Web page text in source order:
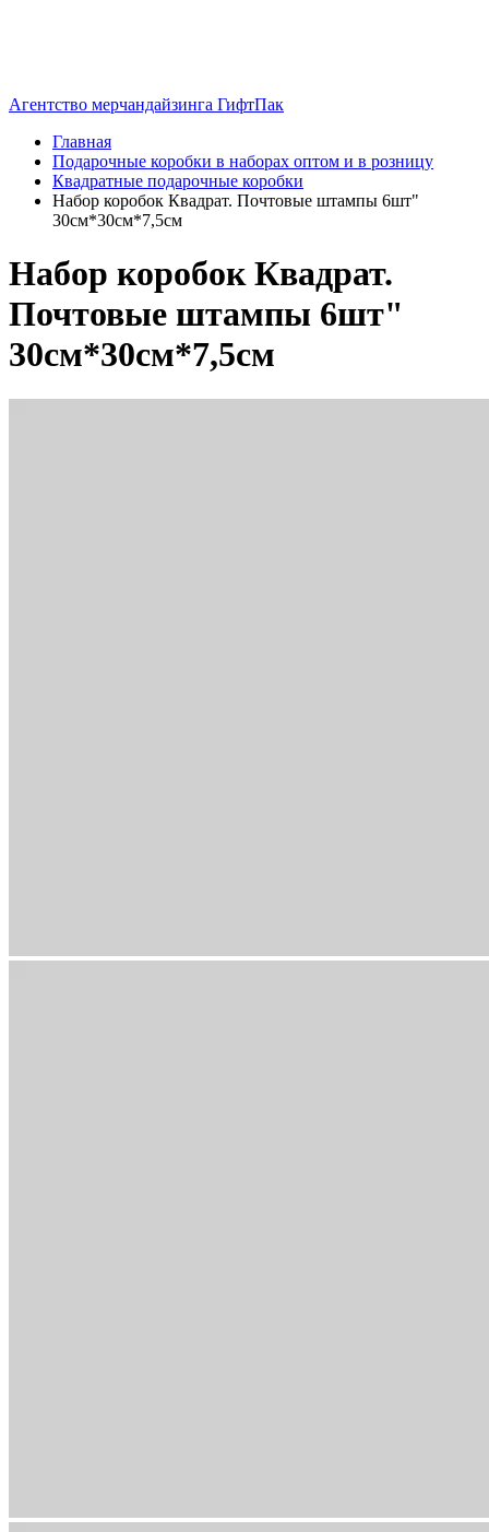
Агентство мерчандайзинга ГифтПак
Главная
Подарочные коробки в наборах оптом и в розницу
Квадратные подарочные коробки
Набор коробок Квадрат. Почтовые штампы 6шт"
30см*30см*7,5см
Набор коробок Квадрат.
Почтовые штампы 6шт"
30см*30см*7,5см